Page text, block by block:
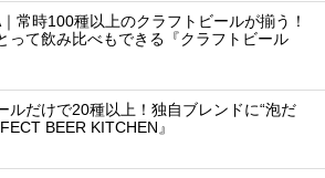
常時100種以上のクラフトビールが揃う！
って飲み比べもできる『クラフトビール
ルだけで20種以上！独自ブレンドに“泡だ
BEER KITCHEN』